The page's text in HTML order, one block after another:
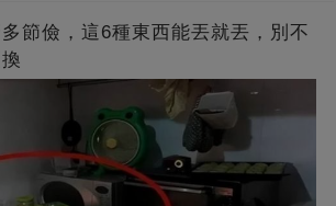
節儉，這6種東西能丟就丟，別不